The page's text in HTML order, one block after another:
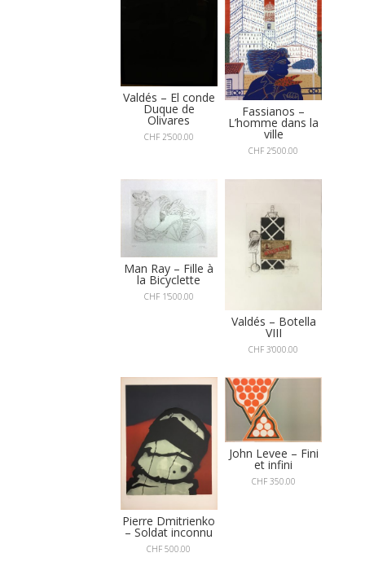
Valdés – El conde
Duque de
Olivares
CHF2'500.00
Fassianos –
L’homme dans la
ville
CHF 2'500.00
Man Ray – Fille à
la Bicyclette
CHF1'500.00
Valdés – Botella
VIII
CHF 3'000.00
Pierre Dmitrienko
– Soldat inconnu
CHF 500.00
John Levee – Fini
et infini
CHF350.00